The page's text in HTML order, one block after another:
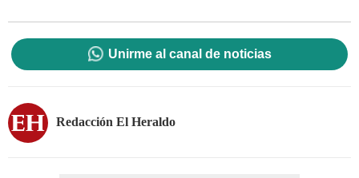
Unirme al canal de noticias
Redacción El Heraldo